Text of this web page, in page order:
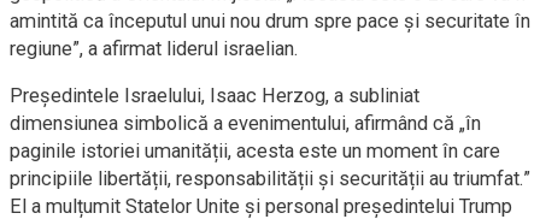
amintită ca începutul unui nou drum spre pace și securitate în
regiune”, a afirmat liderul israelian.
Președintele Israelului, Isaac Herzog, a subliniat
dimensiunea simbolică a evenimentului, afirmând că „în
paginile istoriei umanității, acesta este un moment în care
principiile libertății, responsabilității și securității au triumfat.”
El a mulțumit Statelor Unite și personal președintelui Trump